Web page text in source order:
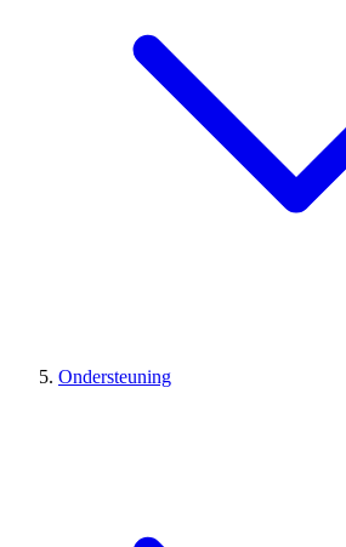
Ondersteuning